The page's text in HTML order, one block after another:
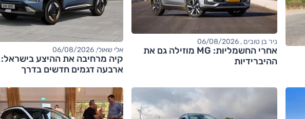
ניר בן טובים , 06/08/2026
אחרי החשמליות: MG מוזילה גם את
ההיברידיות
אלי שאולי, 06/08/2026
קיה מרחיבה את ההיצע בישראל:
ארבעה דגמים חדשים בדרך